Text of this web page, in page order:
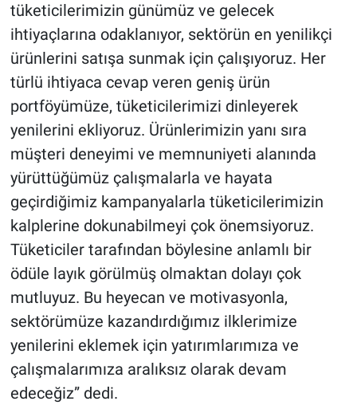
tüketicilerimizin günümüz ve gelecek
ihtiyaçlarına odaklanıyor, sektörün en yenilikçi
ürünlerini satışa sunmak için çalışıyoruz. Her
türlü ihtiyaca cevap veren geniş ürün
portföyümüze, tüketicilerimizi dinleyerek
yenilerini ekliyoruz. Ürünlerimizin yanı sıra
müşteri deneyimi ve memnuniyeti alanında
yürüttüğümüz çalışmalarla ve hayata
geçirdiğimiz kampanyalarla tüketicilerimizin
kalplerine dokunabilmeyi çok önemsiyoruz.
Tüketiciler tarafından böylesine anlamlı bir
ödüle layık görülmüş olmaktan dolayı çok
mutluyuz. Bu heyecan ve motivasyonla,
sektörümüze kazandırdığımız ilklerimize
yenilerini eklemek için yatırımlarımıza ve
çalışmalarımıza aralıksız olarak devam
edeceğiz” dedi.